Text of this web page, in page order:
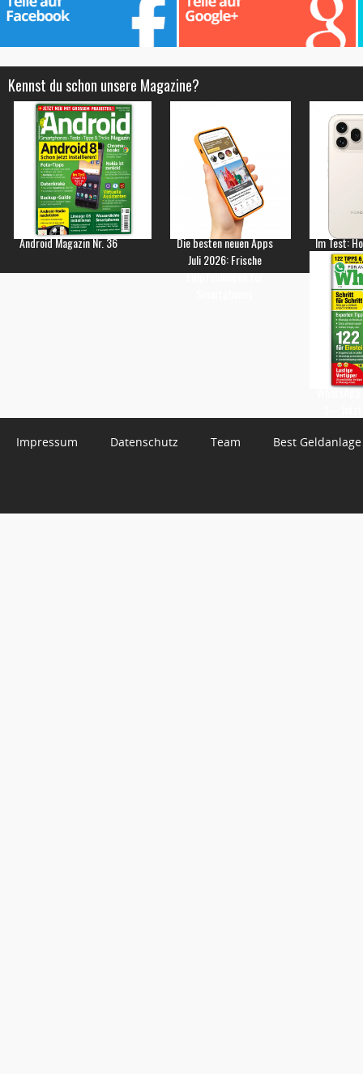
Kennst du schon unsere Magazine?
Android Magazin Nr. 36
Die besten neuen Apps
Juli 2026: Frische
Empfehlungen für
Im Test:
Impressum Datenschutz Team Best Geldanlage